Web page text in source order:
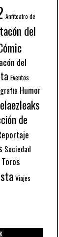
Anfiteatro de
del
del
Eventos
Humor
de
Sociedad
Toros
Viajes